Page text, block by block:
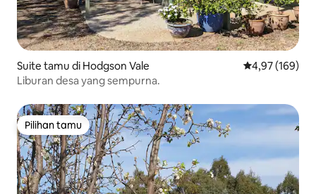
Suite tamu di Hodgson Vale Nilai rata-rata
4,97 (169)
Liburan desa yang sempurna.
Pilihan tamu
Pilihan tamu